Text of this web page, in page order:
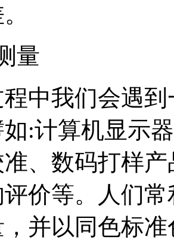
量
中我们会遇
:计算机显示
、数码打样
价等。人们
并以同色标